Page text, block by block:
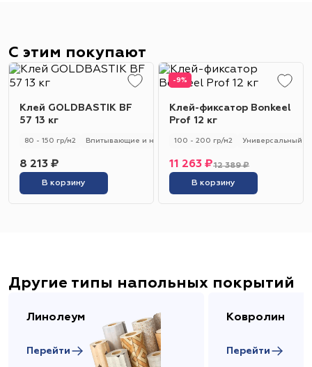
С этим покупают
Клей GOLDBASTIK BF
57 13 кг
80 - 150 гр/м2 Впитывающие и не впитывающие Универсальный
8 213 ₽
В корзину
-9%
Клей-фиксатор Bonkeel
Prof 12 кг
100 - 200 гр/м2 Универсальный
12 389 ₽
11 263 ₽
В корзину
Другие типы напольных покрытий
Линолеум
Перейти
Ковролин
Перейти